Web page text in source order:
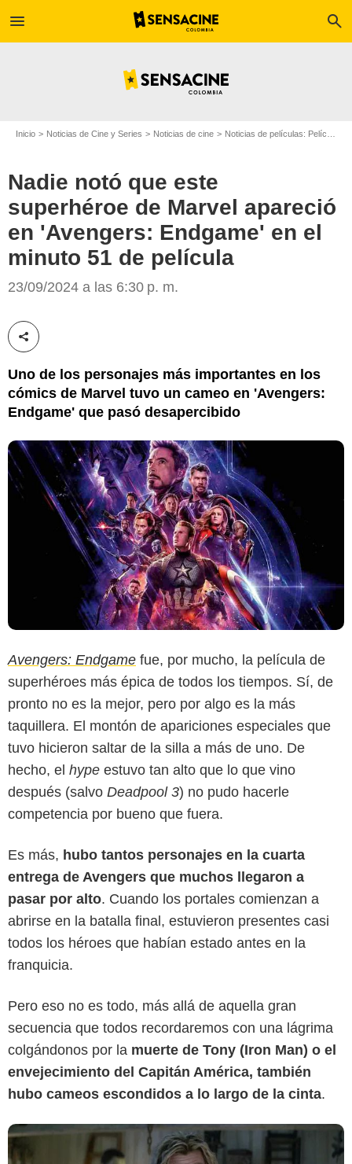
menu search
Inicio Noticias de Cine y Series Noticias de cine Noticias de películas: Película - ¿Sabías que...?
Nadie notó que este
superhéroe de Marvel apareció
en 'Avengers: Endgame' en el
minuto 51 de película
23/09/2024 a las 6:30 p. m.
Compartir esta noticia
Uno de los personajes más importantes en los
cómics de Marvel tuvo un cameo en 'Avengers:
Endgame' que pasó desapercibido
Marvel Studios
Avengers: Endgame fue, por mucho, la película de
superhéroes más épica de todos los tiempos. Sí, de
pronto no es la mejor, pero por algo es la más
taquillera. El montón de apariciones especiales que
tuvo hicieron saltar de la silla a más de uno. De
hecho, el hype estuvo tan alto que lo que vino
después (salvo Deadpool 3) no pudo hacerle
competencia por bueno que fuera.
Es más, hubo tantos personajes en la cuarta
entrega de Avengers que muchos llegaron a
pasar por alto. Cuando los portales comienzan a
abrirse en la batalla final, estuvieron presentes casi
todos los héroes que habían estado antes en la
franquicia.
Pero eso no es todo, más allá de aquella gran
secuencia que todos recordaremos con una lágrima
colgándonos por la muerte de Tony (Iron Man) o el
envejecimiento del Capitán América, también
hubo cameos escondidos a lo largo de la cinta.